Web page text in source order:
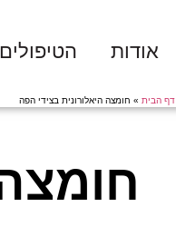
אודות
דף הבית» חומצה היאלורונית בצידי הפה